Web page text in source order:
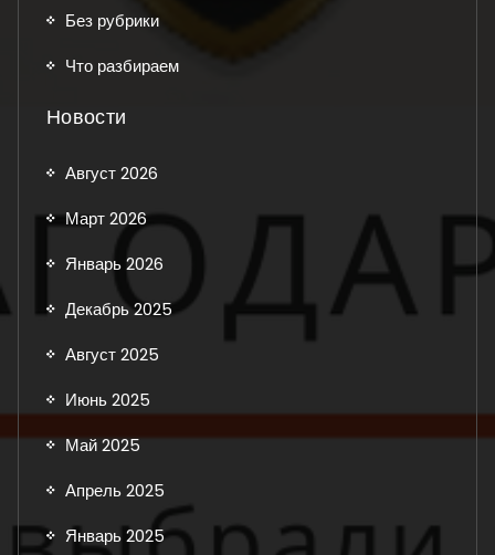
Без рубрики
Что разбираем
Новости
Август 2026
Март 2026
Январь 2026
Декабрь 2025
Август 2025
Июнь 2025
Май 2025
Апрель 2025
Январь 2025